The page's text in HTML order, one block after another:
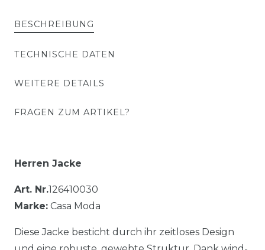
BESCHREIBUNG
TECHNISCHE DATEN
WEITERE DETAILS
FRAGEN ZUM ARTIKEL?
Herren Jacke
Art. Nr.126410030
Marke: Casa Moda
Diese Jacke besticht durch ihr zeitloses Design